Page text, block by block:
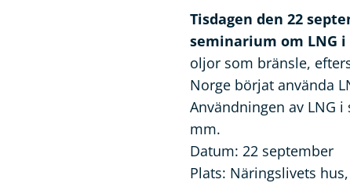
Tisdagen den 22
seminarium om LNG
oljor som bränsle,
Norge börjat använda
Användningen av LNG
mm.
Datum: 22 september
Plats: Näringslivets